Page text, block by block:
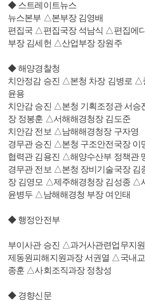
◆ 스트레이트뉴스
뉴스본부 △본부장 김영배
편집국 △편집국장 석남식 △편집에
부장 김세헌 △산업부장 장원주
◆ 해양경찰청
치안정감 승진 △본청 차장 김병로 △
윤용
치안감 승진 △본청 기획조정관 서
장 정봉훈 △서해해경청장 김도준
치안감 전보 △남해해경청장 구자영
경무관 승진 △본청 구조안전국장 이
협력관 김용진 △해양수산부 정책관
경무관 전보 △본청 장비기술국장
장 김영모 △제주해경청장 김성종 △
윤병두 △남해해경청 부장 여인태
◆ 행정안전부
부이사관 승진 △과거사관련업무지
제동원피해지원과장 서권열 △국내
종훈 △사회조직과장 정창성
◆ 경향신문